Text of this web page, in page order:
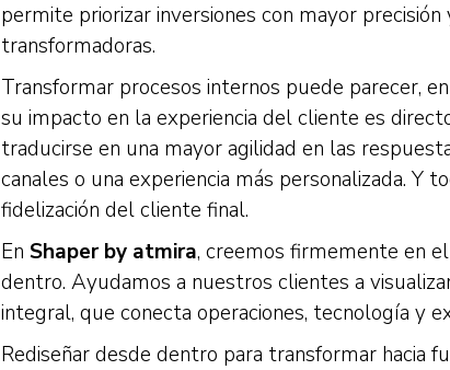
permite priorizar inversiones con mayor
transformadoras.
Transformar procesos internos puede parecer,
su impacto en la experiencia del cliente es
traducirse en una mayor agilidad en las
canales o una experiencia más personalizada.
fidelización del cliente final.
En Shaper by atmira, creemos firmemente en
dentro. Ayudamos a nuestros clientes a
integral, que conecta operaciones, tecnología y
Rediseñar desde dentro para transformar hacia